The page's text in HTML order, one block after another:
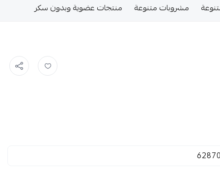
مشروبات متنوعة منتجات عضوية وبدون سكر